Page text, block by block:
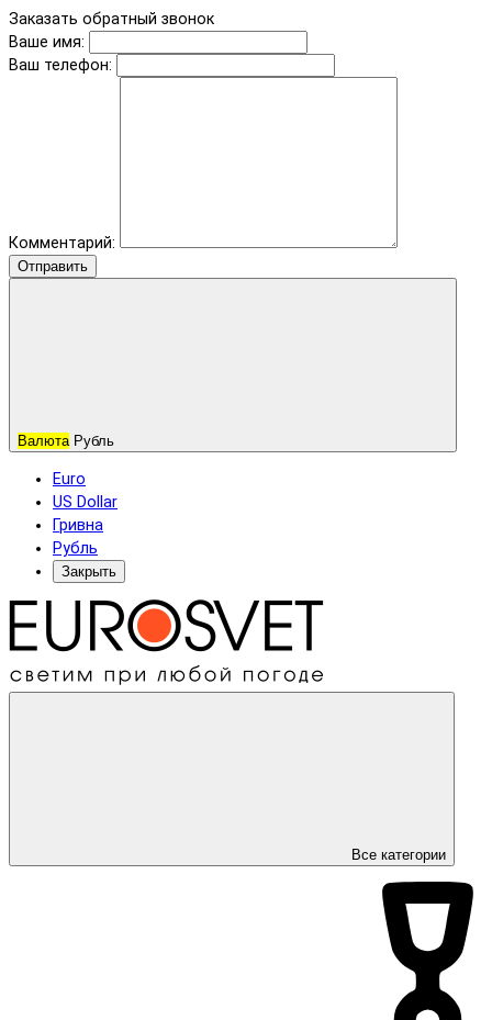
Заказать обратный звонок
Ваше имя:
Ваш телефон:
Комментарий:
Отправить
Валюта Рубль
Euro
US Dollar
Гривна
Рубль
Закрыть
Все категории